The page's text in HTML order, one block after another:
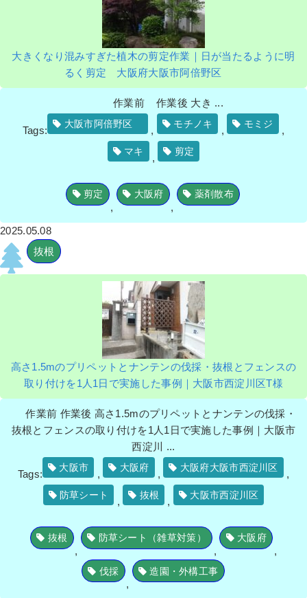
大きくなり混みすぎた植木の剪定作業｜日が当たるように明
るく剪定 大阪府大阪市阿倍野区
作業前 作業後 大き ...
Tags:
大阪市阿倍野区
,
モチノキ
,
モミジ
,
マキ
,
剪定
剪定
,
大阪府
,
薬剤散布
2025.05.08
抜根
高さ1.5mのプリペットとナンテンの伐採・抜根とフェンスの
取り付けを1人1日で実施した事例｜大阪市西淀川区T様
作業前 作業後 高さ1.5mのプリペットとナンテンの伐採・
抜根とフェンスの取り付けを1人1日で実施した事例｜大阪市
西淀川 ...
Tags:
大阪市
,
大阪府
,
大阪府大阪市西淀川区
,
防草シート
,
抜根
,
大阪市西淀川区
抜根
,
防草シート（雑草対策）
,
大阪府
,
伐採
,
造園・外構工事